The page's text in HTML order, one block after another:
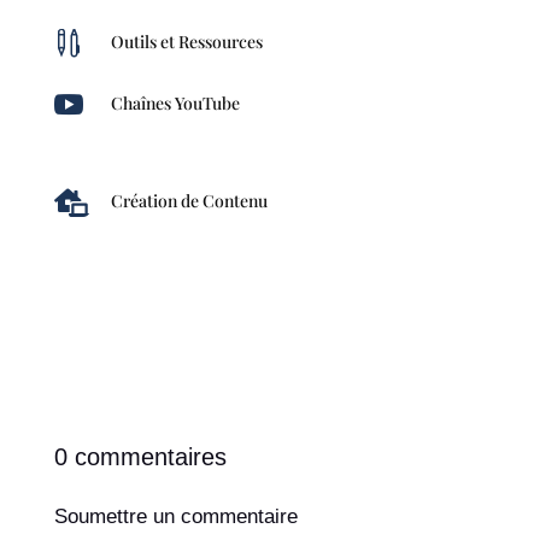
 Outils et Ressources
 Chaînes YouTube
 Création de Contenu
0 commentaires
Soumettre un commentaire